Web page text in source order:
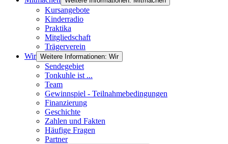
Kursangebote
Kinderradio
Praktika
Mitgliedschaft
Trägerverein
Wir Weitere Informationen: Wir
Sendegebiet
Tonkuhle ist ...
Team
Gewinnspiel - Teilnahmebedingungen
Finanzierung
Geschichte
Zahlen und Fakten
Häufige Fragen
Partner